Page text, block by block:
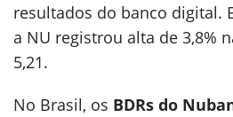
resultados do banco digital.
a NU registrou alta de 3,8%
5,21.
No Brasil, os BDRs do